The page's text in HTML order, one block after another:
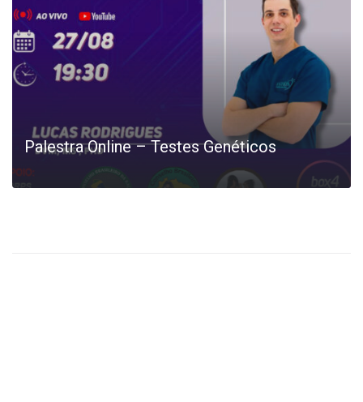
Palestra Online – Testes Genéticos